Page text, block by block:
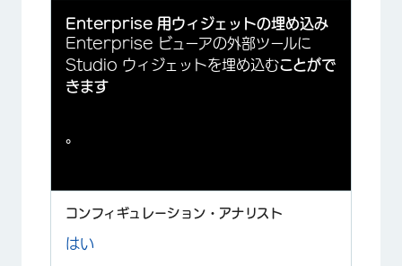
Enterprise 用ウィジェットの埋め込み
Enterprise ビューアの外部ツールに
Studio ウィジェットを埋め込むことがで
きます
。
はい